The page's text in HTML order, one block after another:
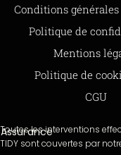
FAQ
BLOG
Conditions
Politique de
Mentions
Politique de
CGU
979 480 886 RCS LILLE
SAP / 979480886 Acte 2023-
Moyens de paiements
Paiements sécurisés via
Assurance
Toutes les interventions
TIDY sont couvertes par